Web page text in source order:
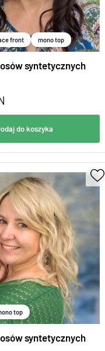
front mono top
syntetycznych
do koszyka
top
syntetycznych